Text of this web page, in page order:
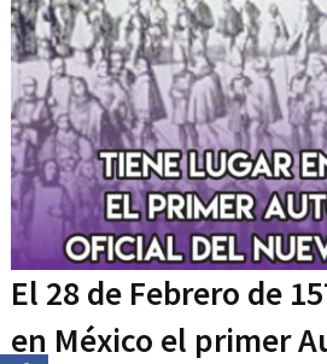
El 28 de Febrero de
en México el primer